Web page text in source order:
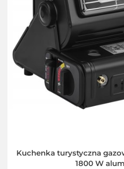
Kuchenka turystyczna
1800 W